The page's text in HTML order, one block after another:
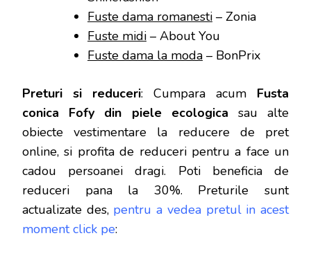
Fuste dama romanesti – Zonia
Fuste midi – About You
Fuste dama la moda – BonPrix
Preturi si reduceri: Cumpara acum Fusta
conica Fofy din piele ecologica sau alte
obiecte vestimentare la reducere de pret
online, si profita de reduceripentru a face un
cadou persoanei dragi. Poti beneficia de
reduceri pana la 30%. Preturile sunt
actualizate des, pentru a vedea pretul in acest
moment click pe: